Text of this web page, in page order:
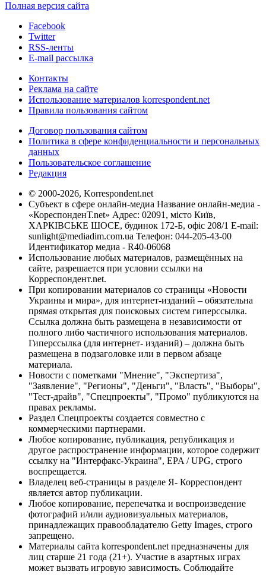
Полная версия сайта
Facebook
Twitter
RSS-ленты
E-mail рассылка
Контакты
Реклама на сайте
Использование материалов korrespondent.net
Правила пользования сайтом
Договор пользования сайтом
Политика в сфере конфиденциальности и персональных
данных
Пользовательское соглашение
Редакция
© 2000-2026, Korrespondent.net
Субъект в сфере онлайн-медиа Название онлайн-медиа -
«КореспонденТ.net» Адрес: 02091, місто Київ,
ХАРКІВСЬКЕ ШОСЕ, будинок 172-Б, офіс 208/1 E-mail:
sunlight@mediadim.com.ua Телефон: 044-205-43-00
Идентификатор медиа - R40-06068
Использование любых материалов, размещённых на
сайте, разрешается при условии ссылки на
Корреспондент.net.
При копировании материалов со страницы «Новости
Украины и мира», для интернет-изданий – обязательна
прямая открытая для поисковых систем гиперссылка.
Ссылка должна быть размещена в независимости от
полного либо частичного использования материалов.
Гиперссылка (для интернет- изданий) – должна быть
размещена в подзаголовке или в первом абзаце
материала.
Новости с пометками "Мнение", "Экспертиза",
"Заявление", "Регионы", "Деньги", "Власть", "Выборы",
"Тест-драйв", "Спецпроекты", "Промо" публикуются на
правах рекламы.
Раздел Спецпроекты создается совместно с
коммерческими партнерами.
Любое копирование, публикация, републикация и
другое распространение информации, которое содержит
ссылку на "Интерфакс-Украина", EPA / UPG, строго
воспрещается.
Владелец веб-страницы в разделе Я- Корреспондент
является автор публикации.
Любое копирование, перепечатка и воспроизведение
фотографий и/или аудиовизуальных материалов,
принадлежащих правообладателю Getty Images, строго
запрещено.
Материалы сайта korrespondent.net предназначены для
лиц старше 21 года (21+). Участие в азартных играх
может вызвать игровую зависимость. Соблюдайте